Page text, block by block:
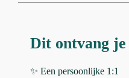
Dit ontvang je
✨ Een persoonlijke 1:1